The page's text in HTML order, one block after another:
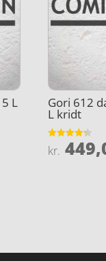
L Gori 612
L kridt
Vurderet
4.3
kr.